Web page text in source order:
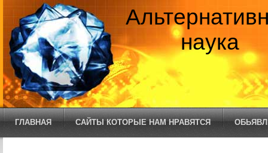
наука
ГЛАВНАЯ САЙТЫ КОТОРЫЕ НАМ НРАВЯТСЯ